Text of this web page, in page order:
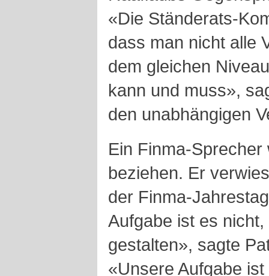
«Die Ständerats-
dass man nicht alle
dem gleichen
kann und muss»,
den unabhängigen
Ein Finma-
beziehen. Er
der Finma-
Aufgabe ist es
gestalten», sagte
«Unsere Aufgabe